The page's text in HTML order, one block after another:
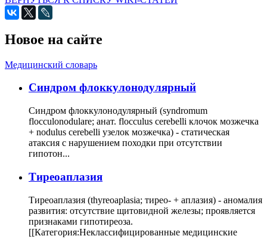
Новое на сайте
Медицинский словарь
Cиндром флоккулонодулярный
Синдром флоккулонодулярный (syndromum
flocculonodulare; анат. flocculus cerebelli клочок мозжечка
+ nodulus cerebelli узелок мозжечка) - статическая
атаксия с нарушением походки при отсутствии
гипотон...
Тиреоаплазия
Тиреоаплазия (thyreoaplasia; тирео- + аплазия) - аномалия
развития: отсутствие щитовидной железы; проявляется
признаками гипотиреоза.
[[Категория:Неклассифицированные медицинские